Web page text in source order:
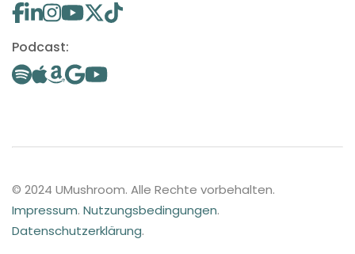
Podcast:
© 2024 UMushroom. Alle Rechte vorbehalten.
Impressum. Nutzungsbedingungen.
Datenschutzerklärung.